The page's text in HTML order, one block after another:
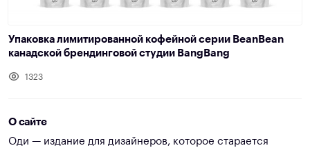
Упаковка лимитированной кофейной серии BeanBean
канадской брендинговой студии BangBang
1323
О сайте
Оди — издание для дизайнеров, которое старается